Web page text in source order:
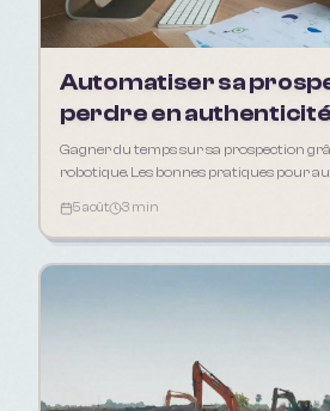
Automatiser sa
perdre en authenticité
Gagner du temps sur sa prospection
robotique. Les bonnes pratiques pour
5 août 3 min